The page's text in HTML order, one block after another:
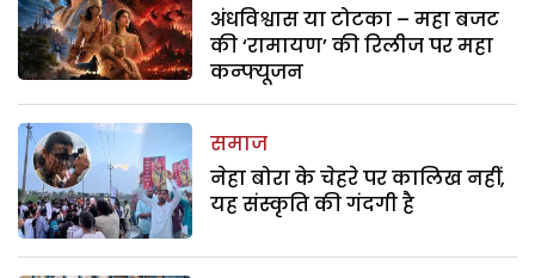
अंधविश्वास या टोटका – महा बजट
की ‘रामायण’ की रिलीज पर महा
कन्फ्यूजन
समाज
नेहा बोरा के चेहरे पर कालिख नहीं,
यह संस्कृति की गंदगी है